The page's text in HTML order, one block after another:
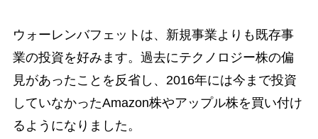
ウォーレンバフェットは、新規事業よりも既存事
業の投資を好みます。過去にテクノロジー株の偏
見があったことを反省し、2016年には今まで投資
していなかったAmazon株やアップル株を買い付け
るようになりました。